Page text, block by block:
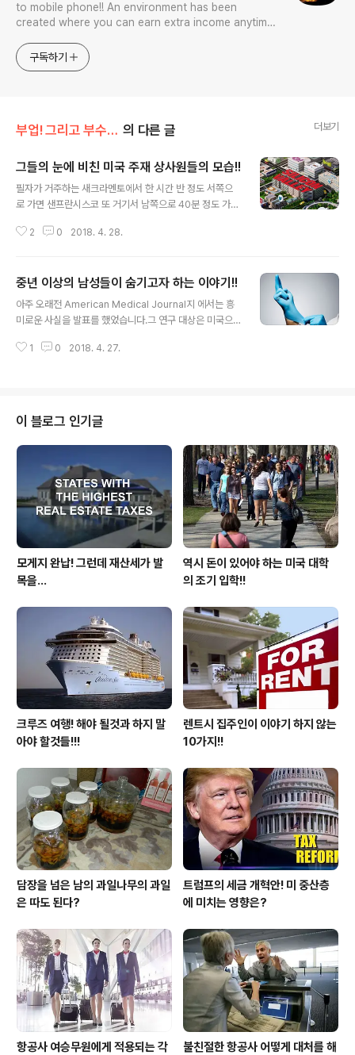
to mobile phone!! An environment has been
created where you can earn extra income anytime,
competition. Now let’s turn our eyes to the world!
You can enter
구독하기
부업! 그리고 부수입!! 의 다른 글 더보기
그들의 눈에 비친 미국 주재 상사원들의 모습!!
필자가 거주하는 새크라멘토에서 한 시간 반 정도 서쪽으
로 가면 샌프란시스코 또 거기서 남쪽으로 40분 정도 가면
너제이라고 표기를 하고 발음을 하는데 여기 영어식 표현
로 발간하는 현지 일간지 기자가 새너제이라고 표현을 하
는 것은 이해를 하지 못하겠습니다...중략 산호세라 하면 일
명 실리콘 밸리라고 이야기 하면서 세계의 IT산업의 총본
하고 있는 도시입니다. 그 유명한 애플과 구글이 있는 곳이
2 0 2018. 4. 28.
중년 이상의 남성들이 숨기고자 하는 이야기!!
아주 오래전 American Medical Journal지 에서는 흥
미로운 사실을 발표를 했었습니다.그 연구 대상은 미국으
석을 한 내용인데요,1세인 경우에는 일본인 전통 질병인 간
로 대장 질환이나 여성인 경우는 유방 질환 그리고 남녀 공
히 고혈압과 당뇨 그리고 높은 콜레스트롤 같은 성인병 질
환이 주류를 이루고 있다 합니다. 이러한 연구 내용에 미국
에 거주를 하는 한인들도 예외는 아닌듯 싶습니다. 남녀 공
히 4, 50대에 접어들기 시작을 하면 여러가지 성인병에 직
면을 하게 되는데..
1 0 2018. 4. 27.
이 블로그 인기글
모게지 완납! 그런데 재산세가 발
목을...
역시 돈이 있어야 하는 미국 대학
의 조기 입학!!
크루즈 여행! 해야 될것과 하지 말
아야 할것들!!!
렌트시 집주인이 이야기 하지 않는
10가지!!
담장을 넘은 남의 과일나무의 과일
은 따도 된다?
트럼프의 세금 개혁안! 미 중산층
에 미치는 영향은?
항공사 여승무원에게 적용되는 각 불친절한 항공사 어떻게 대처를 해